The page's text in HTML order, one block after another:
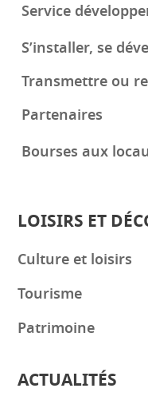
Service
S’installer, se
Transmettre ou
Partenaires
Bourses aux
LOISIRS ET
Culture et loisirs
Tourisme
Patrimoine
ACTUALITÉS